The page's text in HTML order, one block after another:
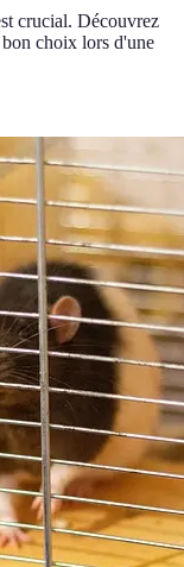
crucial. Découvrez
bon choix lors d'une